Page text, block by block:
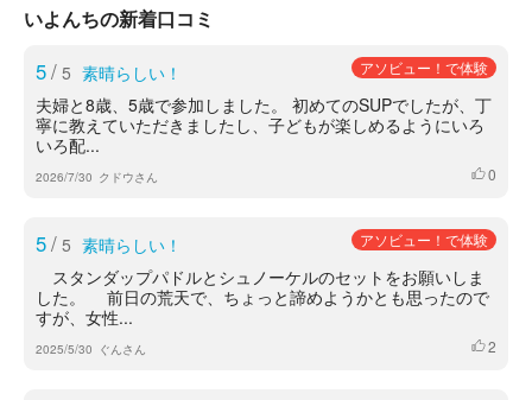
いよんちの新着口コミ
5/ 5 素晴らしい！ アソビュー！で体験
夫婦と8歳、5歳で参加しました。 初めてのSUPでしたが、丁
寧に教えていただきましたし、子どもが楽しめるようにいろ
いろ配...
2026/7/30 クドウさん いいね
0
5/ 5 素晴らしい！ アソビュー！で体験
スタンダップパドルとシュノーケルのセットをお願いしま
した。 前日の荒天で、ちょっと諦めようかとも思ったので
すが、女性...
2025/5/30 ぐんさん いいね
2